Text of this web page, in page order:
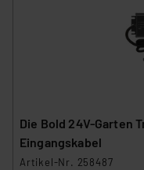
Die Bold 24V-Garten
Eingangskabel
Artikel-Nr. 258487